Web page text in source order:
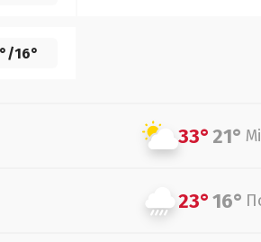
/16°
33°21°
23°16°